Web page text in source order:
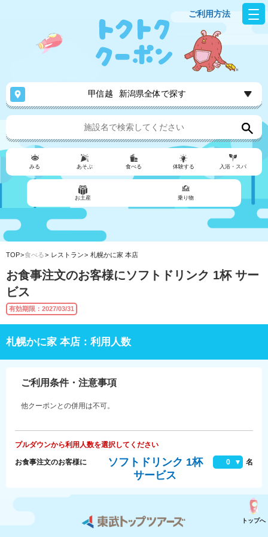
ご利用方法
甲信越 新潟県全体で探す
みる あそぶ 食べる 体験する 入浴・スパ
お土産 乗り物
TOP 食べる レストラン 札幌かに家 本店
お食事注文のお客様にソフトドリンク 1杯 サー
ビス
有効期限：2027/03/31
札幌かに家 本店：利用人数
ご利用条件・注意事項
他クーポンとの併用は不可。
プルダウンから利用人数を選択してください
お食事注文のお客様に
ソフトドリンク 1杯
サービス
0 名
トップへ